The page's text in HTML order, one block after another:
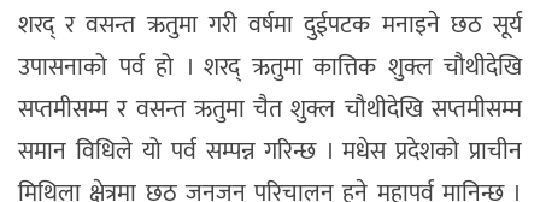
शरद् र वसन्त ऋतुमा गरी वर्षमा दुईपटक मनाइने छठ सूर्य
उपासनाको पर्व हो । शरद् ऋतुमा कात्तिक शुक्ल चौथीदेखि
सप्तमीसम्म र वसन्त ऋतुमा चैत शुक्ल चौथीदेखि सप्तमीसम्म
समान विधिले यो पर्व सम्पन्न गरिन्छ । मधेस प्रदेशको प्राचीन